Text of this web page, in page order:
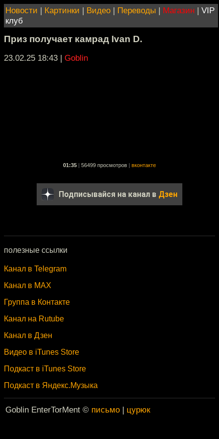
Новости | Картинки | Видео | Переводы | Магазин | VIP
клуб
Приз получает камрад Ivan D.
23.02.25 18:43 | Goblin
01:35 56499 просмотров вконтакте
Подписывайся на канал в Дзен
полезные ссылки
Канал в Telegram
Канал в MAX
Группа в Контакте
Канал на Rutube
Канал в Дзен
Видео в iTunes Store
Подкаст в iTunes Store
Подкаст в Яндекс.Музыка
Goblin EnterTorMent © письмо | цурюк